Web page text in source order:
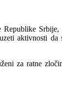
aktivnosti da
za ratne